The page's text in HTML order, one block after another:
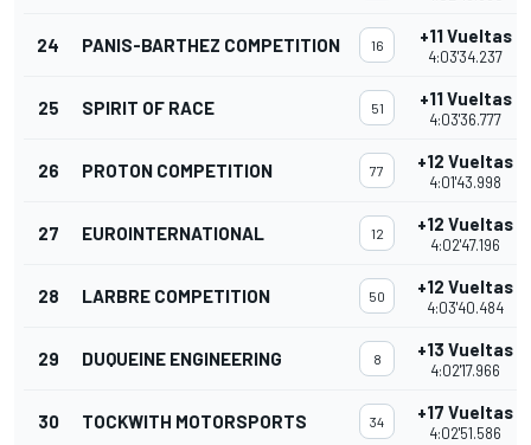
24 PANIS-BARTHEZ COMPETITION 16 +11 Vueltas
4:03'34.237
25 SPIRIT OF RACE 51 +11 Vueltas
4:03'36.777
26 PROTON COMPETITION 77 +12 Vueltas
4:01'43.998
27 EUROINTERNATIONAL 12 +12 Vueltas
4:02'47.196
28 LARBRE COMPETITION 50 +12 Vueltas
4:03'40.484
29 DUQUEINE ENGINEERING 8 +13 Vueltas
4:02'17.966
30 TOCKWITH MOTORSPORTS 34 +17 Vueltas
4:02'51.586